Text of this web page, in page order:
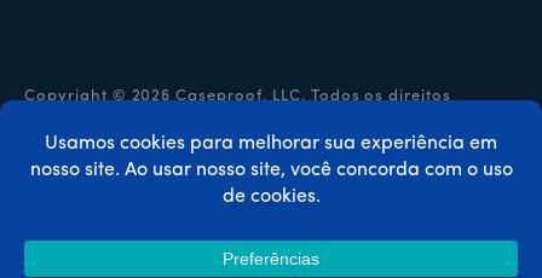
Copyright © 2026 Caseproof, LLC. Todos os direitos
Política de privacidade Reembolsos
Termos e condições
Código de cupom MemberPress